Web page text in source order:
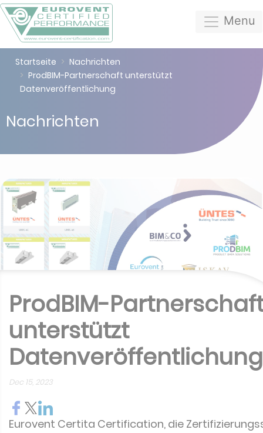
Menu
Startseite
Nachrichten
ProdBIM-Partnerschaft unterstützt
Datenveröffentlichung
Nachrichten
ProdBIM-
unterstützt
Datenveröffentlichung
Dec 15, 2023
Eurovent Certita Certification, die